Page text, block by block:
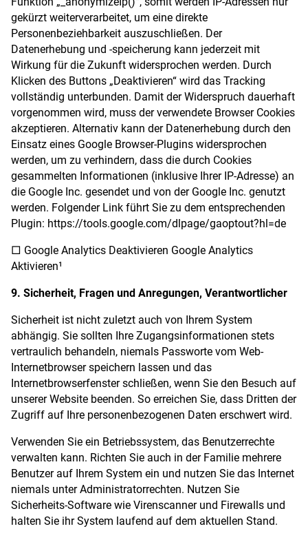
gekürzt weiterverarbeitet, um eine direkte
Personenbeziehbarkeit auszuschließen. Der
Datenerhebung und -speicherung kann jederzeit mit
Wirkung für die Zukunft widersprochen werden. Durch
Klicken des Buttons „Deaktivieren“ wird das Tracking
vollständig unterbunden. Damit der Widerspruch dauerhaft
vorgenommen wird, muss der verwendete Browser Cookies
akzeptieren. Alternativ kann der Datenerhebung durch den
Einsatz eines Google Browser-Plugins widersprochen
werden, um zu verhindern, dass die durch Cookies
gesammelten Informationen (inklusive Ihrer IP-Adresse) an
die Google Inc. gesendet und von der Google Inc. genutzt
werden. Folgender Link führt Sie zu dem entsprechenden
Plugin: https://tools.google.com/dlpage/gaoptout?hl=de
□ Google Analytics Deaktivieren Google Analytics
Aktivieren¹
9. Sicherheit, Fragen und Anregungen, Verantwortlicher
Sicherheit ist nicht zuletzt auch von Ihrem System
abhängig. Sie sollten Ihre Zugangsinformationen stets
vertraulich behandeln, niemals Passworte vom Web-
Internetbrowser speichern lassen und das
Internetbrowserfenster schließen, wenn Sie den Besuch auf
unserer Website beenden. So erreichen Sie, dass Dritten der
Zugriff auf Ihre personenbezogenen Daten erschwert wird.
Verwenden Sie ein Betriebssystem, das Benutzerrechte
verwalten kann. Richten Sie auch in der Familie mehrere
Benutzer auf Ihrem System ein und nutzen Sie das Internet
niemals unter Administratorrechten. Nutzen Sie
Sicherheits-Software wie Virenscanner und Firewalls und
halten Sie ihr System laufend auf dem aktuellen Stand.